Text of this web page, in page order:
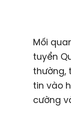
Mối
tuyển
thường,
tin vào
cường